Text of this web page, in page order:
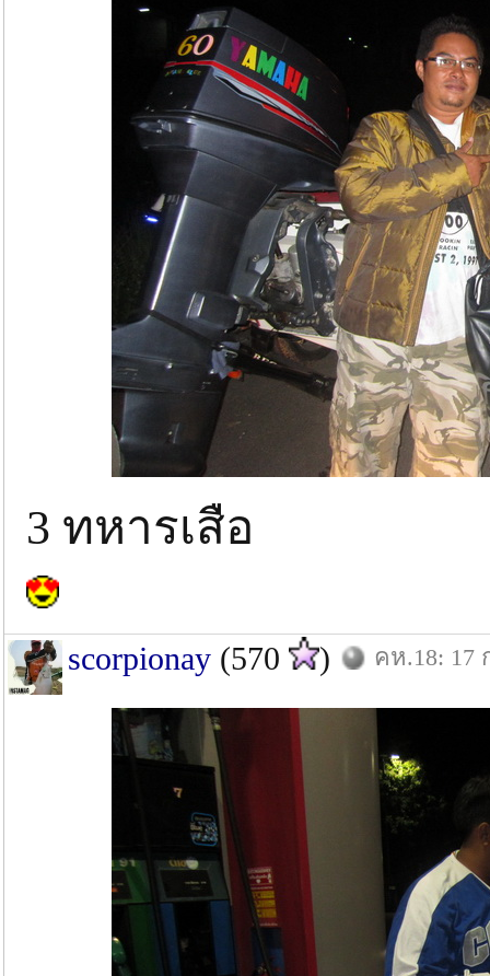
3 ทหารเสือ
scorpionay (570 ) คห.18: 17